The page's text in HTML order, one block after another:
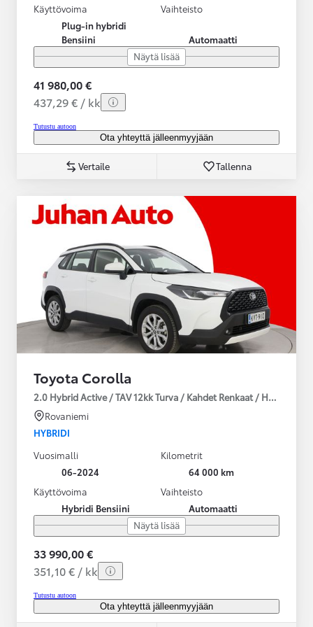
Käyttövoima
Plug-in hybridi
Bensiini
Vaihteisto
Automaatti
Näytä lisää
41 980,00 €
437,29 € / kk
Tutustu autoon
Ota yhteyttä jälleenmyyjään
Vertaile Tallenna
Toyota Corolla
2.0 Hybrid Active / TAV 12kk Turva / Kahdet Renkaat /
Rovaniemi
HYBRIDI
Vuosimalli
06-2024
Kilometrit
64 000 km
Käyttövoima
Hybridi Bensiini
Vaihteisto
Automaatti
Näytä lisää
33 990,00 €
351,10 € / kk
Tutustu autoon
Ota yhteyttä jälleenmyyjään